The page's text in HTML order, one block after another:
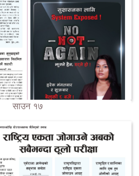
साउन १७